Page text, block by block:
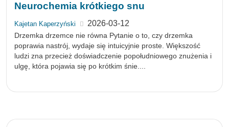
Neurochemia krótkiego snu
Kajetan Kaperzyński 2026-03-12
Drzemka drzemce nie równa Pytanie o to, czy drzemka
poprawia nastrój, wydaje się intuicyjnie proste. Większość
ludzi zna przecież doświadczenie popołudniowego znużenia i
ulgę, która pojawia się po krótkim śnie....